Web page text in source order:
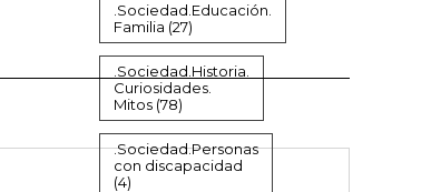
.Sociedad.Educación.
Familia (27)
.Sociedad.Historia.
Curiosidades.
Mitos (78)
.Sociedad.Personas
con discapacidad
(4)